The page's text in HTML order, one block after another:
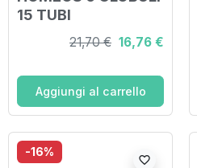
15 TUBI
21,70 € 16,76 €
Aggiungi al carrello
-16%
favorite_border